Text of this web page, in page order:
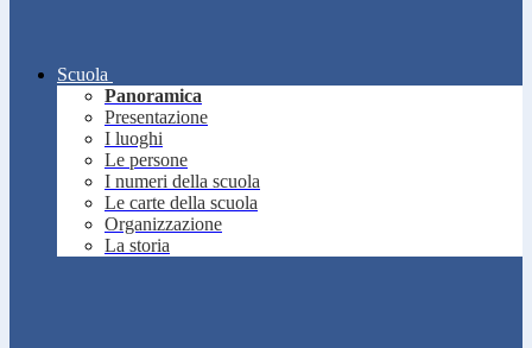
Scuola
Panoramica
Presentazione
I luoghi
Le persone
I numeri della scuola
Le carte della scuola
Organizzazione
La storia